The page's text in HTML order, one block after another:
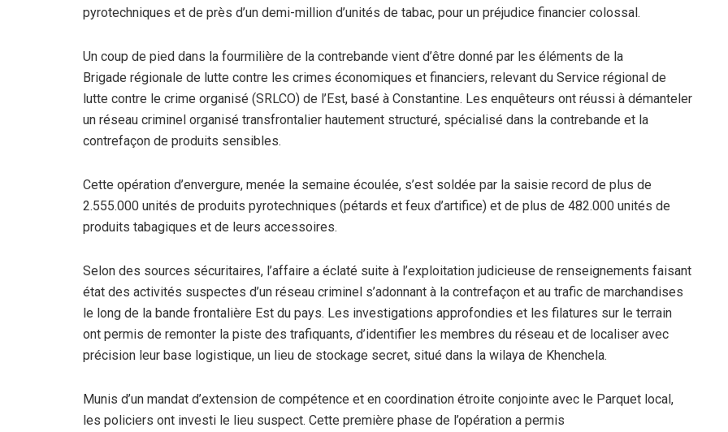
pyrotechniques et de près d’un demi-million d’unités de tabac, pour un préjudice financier colossal.
Un coup de pied dans la fourmilière de la contrebande vient d’être donné par les éléments de la
Brigade régionale de lutte contre les crimes économiques et financiers, relevant du Service régional de
lutte contre le crime organisé (SRLCO) de l’Est, basé à Constantine. Les enquêteurs ont réussi à démanteler
un réseau criminel organisé transfrontalier hautement structuré, spécialisé dans la contrebande et la
contrefaçon de produits sensibles.
Cette opération d’envergure, menée la semaine écoulée, s’est soldée par la saisie record de plus de
2.555.000 unités de produits pyrotechniques (pétards et feux d’artifice) et de plus de 482.000 unités de
produits tabagiques et de leurs accessoires.
Selon des sources sécuritaires, l’affaire a éclaté suite à l’exploitation judicieuse de renseignements faisant
état des activités suspectes d’un réseau criminel s’adonnant à la contrefaçon et au trafic de marchandises
le long de la bande frontalière Est du pays. Les investigations approfondies et les filatures sur le terrain
ont permis de remonter la piste des trafiquants, d’identifier les membres du réseau et de localiser avec
précision leur base logistique, un lieu de stockage secret, situé dans la wilaya de Khenchela.
Munis d’un mandat d’extension de compétence et en coordination étroite conjointe avec le Parquet local,
les policiers ont investi le lieu suspect. Cette première phase de l’opération a permis